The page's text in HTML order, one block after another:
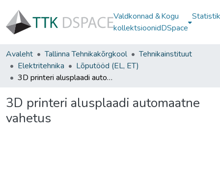
Valdkonnad &
kollektsioonid
Kogu
DSpace
Avaleht Tallinna Tehnikakõrgkool
Tehnikainstituut
Elektritehnika
Lõputööd (EL, ET)
3D printeri alusplaadi automaatne vahetus
3D printeri alusplaadi automaatne
vahetus